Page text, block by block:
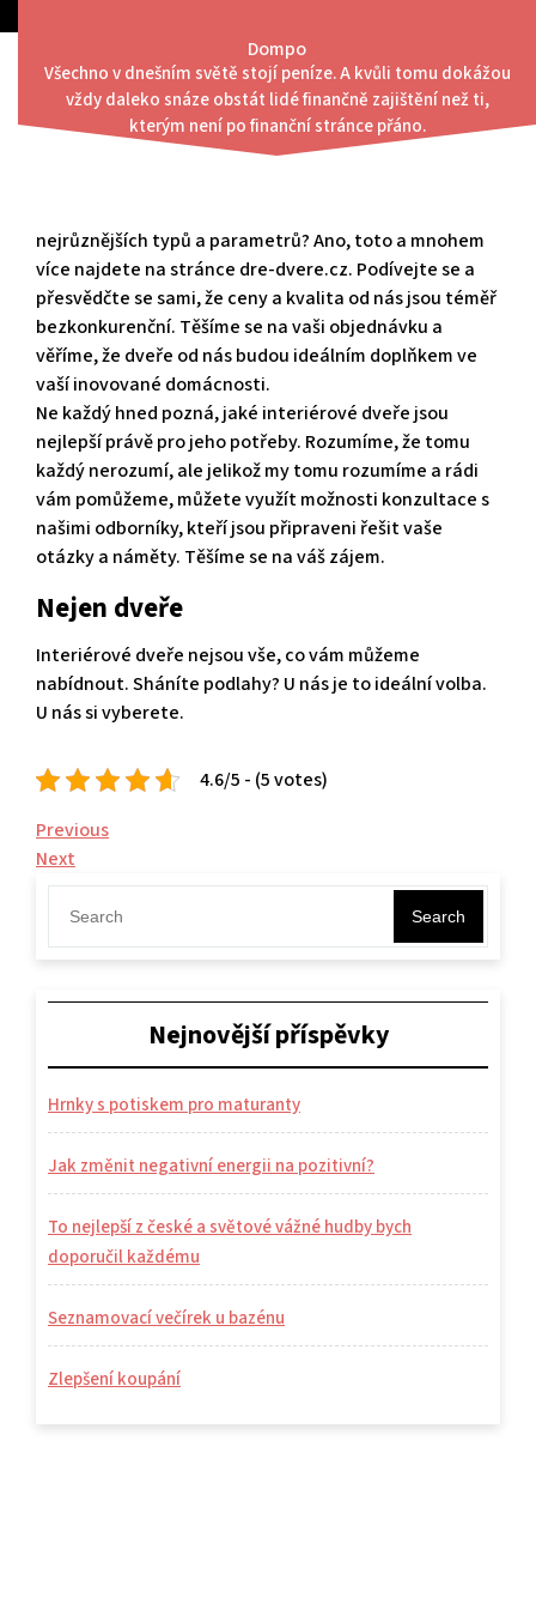
content
Dompo
Všechno v dnešním světě stojí peníze. A kvůli tomu dokážou
vždy daleko snáze obstát lidé finančně zajištění než ti,
kterým není po finanční stránce přáno.
Menu
Nejrůznější typy a parametry
nejrůznějších typů a parametrů? Ano, toto a mnohem
více najdete na stránce dre-dvere.cz. Podívejte se a
přesvědčte se sami, že ceny a kvalita od nás jsou téměř
bezkonkurenční. Těšíme se na vaši objednávku a
věříme, že dveře od nás budou ideálním doplňkem ve
vaší inovované domácnosti.
Ne každý hned pozná, jaké interiérové dveře jsou
nejlepší právě pro jeho potřeby. Rozumíme, že tomu
každý nerozumí, ale jelikož my tomu rozumíme a rádi
vám pomůžeme, můžete využít možnosti konzultace s
našimi odborníky, kteří jsou připraveni řešit vaše
otázky a náměty. Těšíme se na váš zájem.
Nejen dveře
Interiérové dveře nejsou vše, co vám můžeme
nabídnout. Sháníte podlahy? U nás je to ideální volba.
U nás si vyberete.
4.6/5 - (5 votes)
Navigace
pro
příspěvek
Previous
Post
Previous
Next
Post
Next
Search
Nejnovější příspěvky
Hrnky s potiskem pro maturanty
Jak změnit negativní energii na pozitivní?
To nejlepší z české a světové vážné hudby bych
doporučil každému
Seznamovací večírek u bazénu
Zlepšení koupání